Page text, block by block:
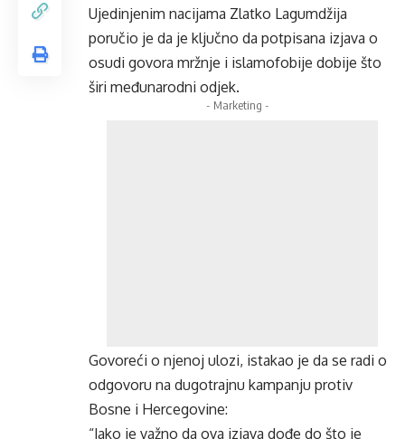
Ujedinjenim nacijama Zlatko Lagumdžija
poručio je da je ključno da potpisana izjava o
osudi govora mržnje i islamofobije dobije što
širi međunarodni odjek.
- Marketing -
Govoreći o njenoj ulozi, istakao je da se radi o
odgovoru na dugotrajnu kampanju protiv
Bosne i Hercegovine:
“Jako je važno da ova izjava dođe do što je